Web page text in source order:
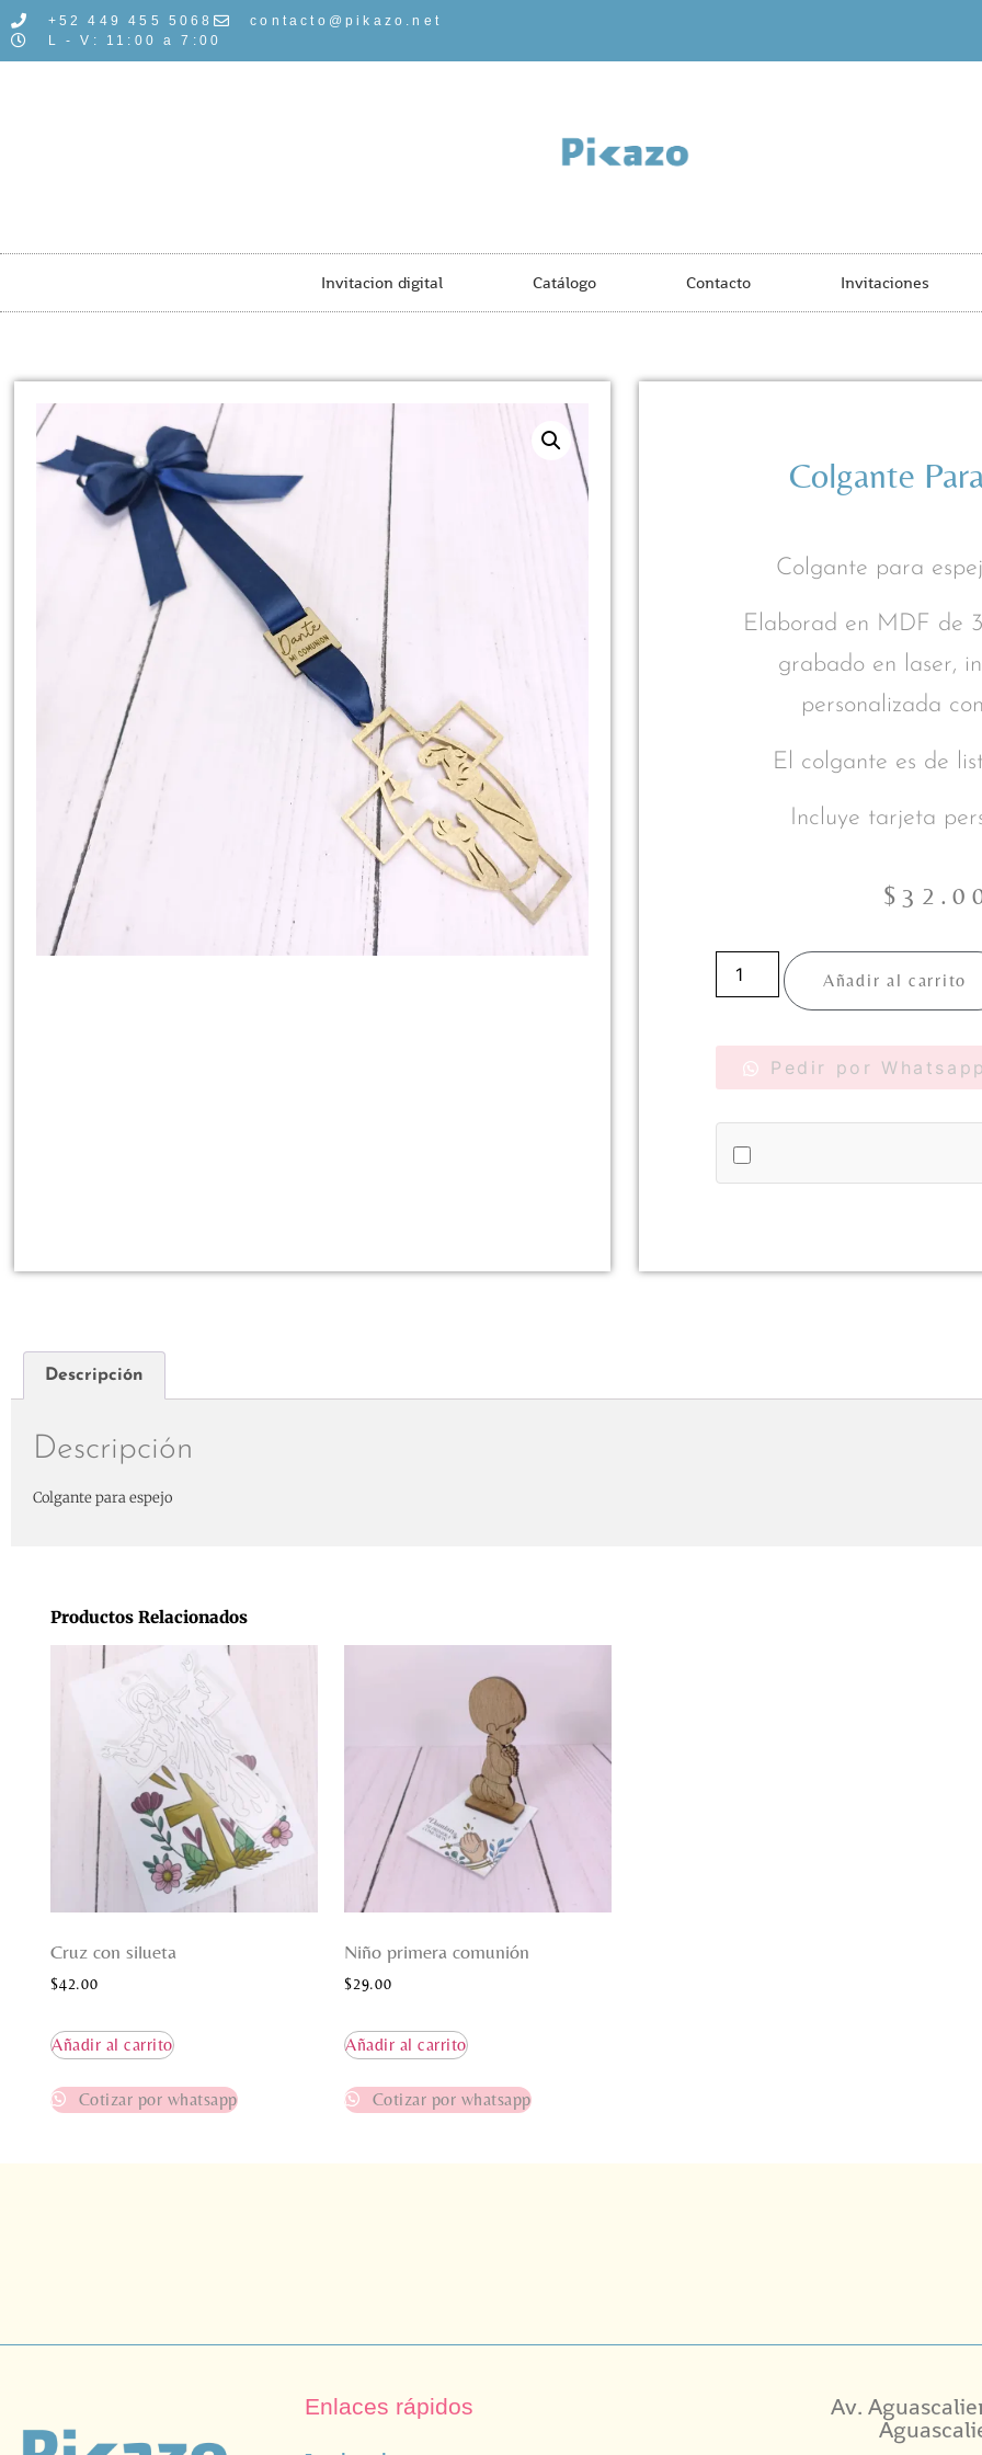
+52 449 455 5068
contacto@pikazo.net
L - V: 11:00 a 7:00
Invitacion digital Catálogo Contacto Invitaciones
Colgante
Colgante para
Elaborad en MDF de
grabado en laser,
personalizada
El colgante es de
Incluye tarjeta
$
Añadir al carrito
Pedir por
Descripción
Descripción
Colgante para espejo
Productos Relacionados
Cruz con silueta
$42.00
Añadir al carrito
Cotizar por whatsapp
Niño primera comunión
$29.00
Añadir al carrito
Cotizar por whatsapp
Enlaces rápidos Av.